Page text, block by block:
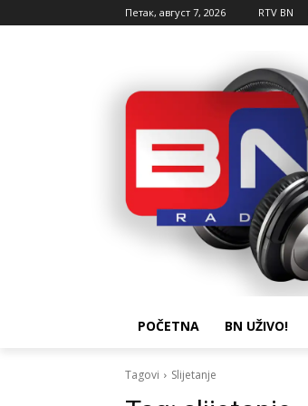
Петак, август 7, 2026 RTV BN
POČETNA BN UŽIVO!
Tagovi Slijetanje